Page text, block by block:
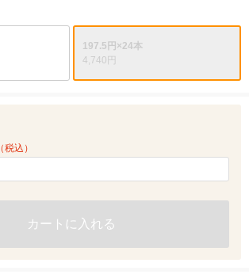
197.5円×24本
4,740円
（税込）
カートに入れる